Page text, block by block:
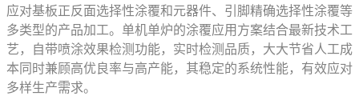
应对基板正反面选择性涂覆和元器件、引脚精确选择性涂覆等
多类型的产品加工。单机单炉的涂覆应用方案结合最新技术工
艺，自带喷涂效果检测功能，实时检测品质，大大节省人工成
本同时兼顾高优良率与高产能，其稳定的系统性能，有效应对
多样生产需求。